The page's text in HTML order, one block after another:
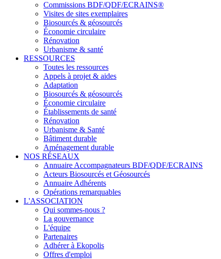
Commissions BDF/QDF/ECRAINS®
Visites de sites exemplaires
Biosourcés & géosourcés
Économie circulaire
Rénovation
Urbanisme & santé
RESSOURCES
Toutes les ressources
Appels à projet & aides
Adaptation
Biosourcés & géosourcés
Économie circulaire
Établissements de santé
Rénovation
Urbanisme & Santé
Bâtiment durable
Aménagement durable
NOS RÉSEAUX
Annuaire Accompagnateurs BDF/QDF/ECRAINS
Acteurs Biosourcés et Géosourcés
Annuaire Adhérents
Opérations remarquables
L'ASSOCIATION
Qui sommes-nous ?
La gouvernance
L'équipe
Partenaires
Adhérer à Ekopolis
Offres d'emploi